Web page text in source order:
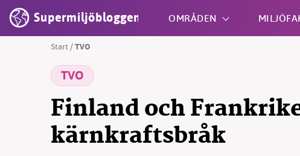
Supermiljöbloggen OMRÅDEN
Start /TVO
TVO
Finland och
kärnkraftsbråk